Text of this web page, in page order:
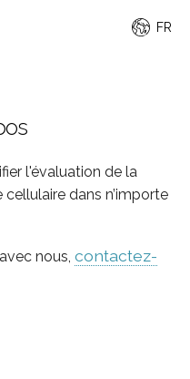
FR
l'évaluation de la
dans n’importe
nous, contactez-